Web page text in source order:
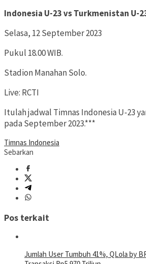
Indonesia U-23 vs Turkmenistan U-
Selasa, 12 September 2023
Pukul 18.00 WIB.
Stadion Manahan Solo.
Live: RCTI
Itulah jadwal Timnas Indonesia U-23
pada September 2023.***
Timnas Indonesia
Sebarkan
Pos terkait
Jumlah User Tumbuh 41%, QLola by